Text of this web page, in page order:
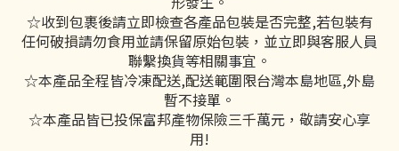
☆收到包裹後請立即檢查各產品包裝是否完整,若包裝有
任何破損請勿食用並請保留原始包裝，並立即與客服人員
聯繫換貨等相關事宜。
☆本產品全程皆冷凍配送,配送範圍限台灣本島地區,外島
暫不接單。
☆本產品皆已投保富邦產物保險三千萬元，敬請安心享
用!